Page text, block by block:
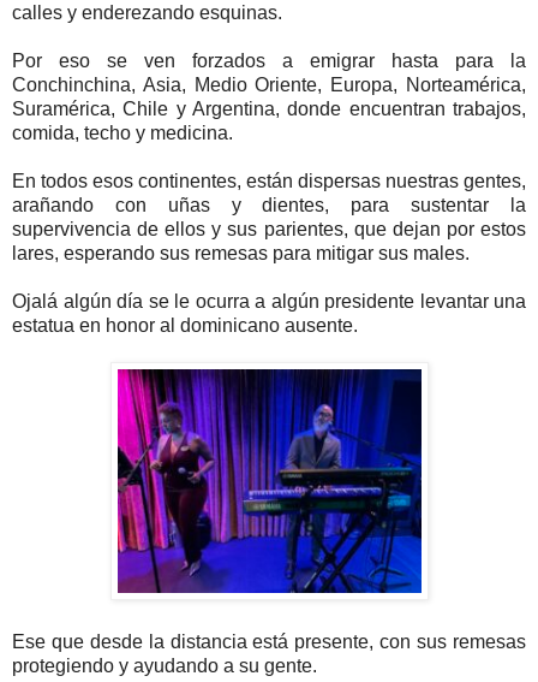
calles y enderezando esquinas.
Por eso se ven forzados a emigrar hasta para la
Conchinchina, Asia, Medio Oriente, Europa, Norteamérica,
Suramérica, Chile y Argentina, donde encuentran trabajos,
comida, techo y medicina.
En todos esos continentes, están dispersas nuestras gentes,
arañando con uñas y dientes, para sustentar la
supervivencia de ellos y sus parientes, que dejan por estos
lares, esperando sus remesas para mitigar sus males.
Ojalá algún día se le ocurra a algún presidente levantar una
estatua en honor al dominicano ausente.
Ese que desde la distancia está presente, con sus remesas
protegiendo y ayudando a su gente.